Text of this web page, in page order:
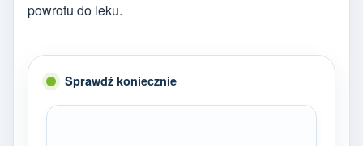
powrotu do leku.
Sprawdź koniecznie